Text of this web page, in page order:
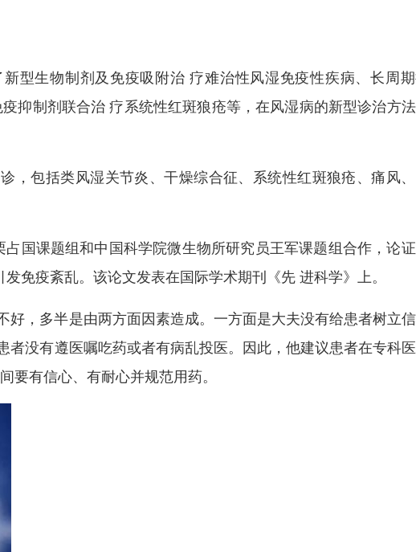
型生物制剂及免疫吸附治 疗难治性风湿免疫性疾病、长周
抑制剂联合治 疗系统性红斑狼疮等，在风湿病的新型诊治方
，包括类风湿关节炎、干燥综合征、系统性红斑狼疮、痛风
国课题组和中国科学院微生物所研究员王军课题组合作，论
免疫紊乱。该论文发表在国际学术期刊《先 进科学》上。
好，多半是由两方面因素造成。一方面是大夫没有给患者树立
没有遵医嘱吃药或者有病乱投医。因此，他建议患者在专科
要有信心、有耐心并规范用药。